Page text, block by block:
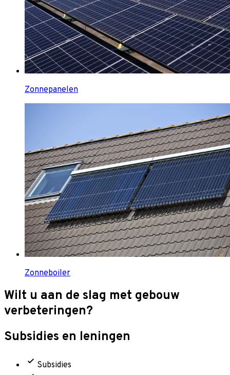
Zonnepanelen
Zonneboiler
Wilt u aan de slag met gebouw
verbeteringen?
Subsidies en leningen
Subsidies